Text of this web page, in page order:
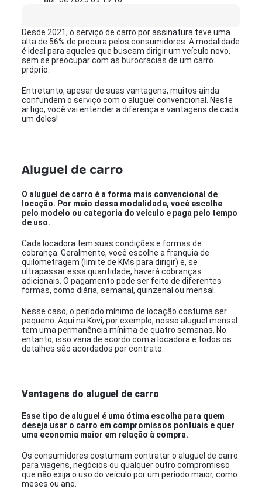
Desde 2021, o serviço de carro por assinatura teve uma
alta de 56% de procura pelos consumidores. A modalidade
é ideal para aqueles que buscam dirigir um veículo novo,
sem se preocupar com as burocracias de um carro
próprio.
Entretanto, apesar de suas vantagens, muitos ainda
confundem o serviço com o aluguel convencional. Neste
artigo, você vai entender a diferença e vantagens de cada
um deles!
Aluguel de carro
O aluguel de carro é a forma mais convencional de
locação. Por meio dessa modalidade, você escolhe
pelo modelo ou categoria do veículo e paga pelo tempo
de uso.
Cada locadora tem suas condições e formas de
cobrança. Geralmente, você escolhe a franquia de
quilometragem (limite de KMs para dirigir) e, se
ultrapassar essa quantidade, haverá cobranças
adicionais. O pagamento pode ser feito de diferentes
formas, como diária, semanal, quinzenal ou mensal.
Nesse caso, o período mínimo de locação costuma ser
pequeno. Aqui na Kovi, por exemplo, nosso aluguel mensal
tem uma permanência mínima de quatro semanas. No
entanto, isso varia de acordo com a locadora e todos os
detalhes são acordados por contrato.
Vantagens do aluguel de carro
Esse tipo de aluguel é uma ótima escolha para quem
deseja usar o carro em compromissos pontuais e quer
uma economia maior em relação à compra.
Os consumidores costumam contratar o aluguel de carro
para viagens, negócios ou qualquer outro compromisso
que não exija o uso do veículo por um período maior, como
meses ou ano.